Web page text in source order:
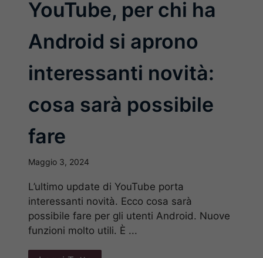
YouTube, per chi ha
Android si aprono
interessanti novità:
cosa sarà possibile
fare
Maggio 3, 2024
L’ultimo update di YouTube porta
interessanti novità. Ecco cosa sarà
possibile fare per gli utenti Android. Nuove
funzioni molto utili. È ...